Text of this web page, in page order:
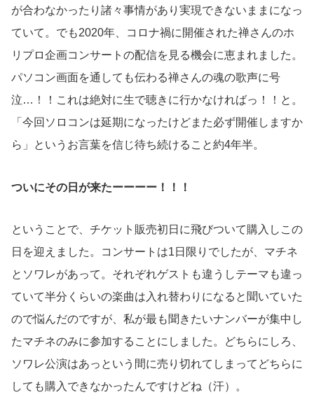
が合わなかったり諸々事情があり実現できないままになっ
ていて。でも2020年、コロナ禍に開催された禅さんのホ
リプロ企画コンサートの配信を見る機会に恵まれました。
パソコン画面を通しても伝わる禅さんの魂の歌声に号
泣…！！これは絶対に生で聴きに行かなければっ！！と。
「今回ソロコンは延期になったけどまた必ず開催しますか
ら」というお言葉を信じ待ち続けること約4年半。
ついにその日が来たーーーー！！！
ということで、チケット販売初日に飛びついて購入しこの
日を迎えました。コンサートは1日限りでしたが、マチネ
とソワレがあって。それぞれゲストも違うしテーマも違っ
ていて半分くらいの楽曲は入れ替わりになると聞いていた
ので悩んだのですが、私が最も聞きたいナンバーが集中し
たマチネのみに参加することにしました。どちらにしろ、
ソワレ公演はあっという間に売り切れてしまってどちらに
しても購入できなかったんですけどね（汗）。